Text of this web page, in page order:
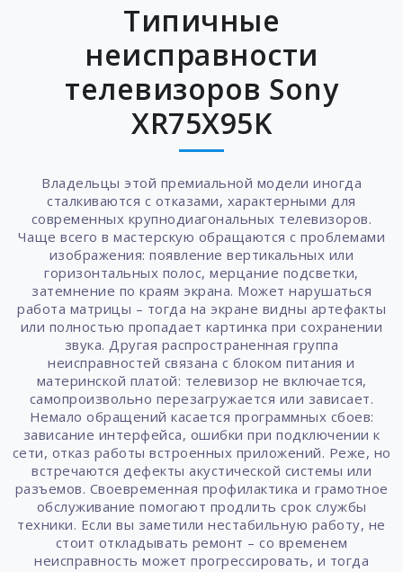
Типичные
неисправности
телевизоров Sony
XR75X95K
Владельцы этой премиальной модели иногда
сталкиваются с отказами, характерными для
современных крупнодиагональных телевизоров.
Чаще всего в мастерскую обращаются с проблемами
изображения: появление вертикальных или
горизонтальных полос, мерцание подсветки,
затемнение по краям экрана. Может нарушаться
работа матрицы – тогда на экране видны артефакты
или полностью пропадает картинка при сохранении
звука. Другая распространенная группа
неисправностей связана с блоком питания и
материнской платой: телевизор не включается,
самопроизвольно перезагружается или зависает.
Немало обращений касается программных сбоев:
зависание интерфейса, ошибки при подключении к
сети, отказ работы встроенных приложений. Реже, но
встречаются дефекты акустической системы или
разъемов. Своевременная профилактика и грамотное
обслуживание помогают продлить срок службы
техники. Если вы заметили нестабильную работу, не
стоит откладывать ремонт – со временем
неисправность может прогрессировать, и тогда